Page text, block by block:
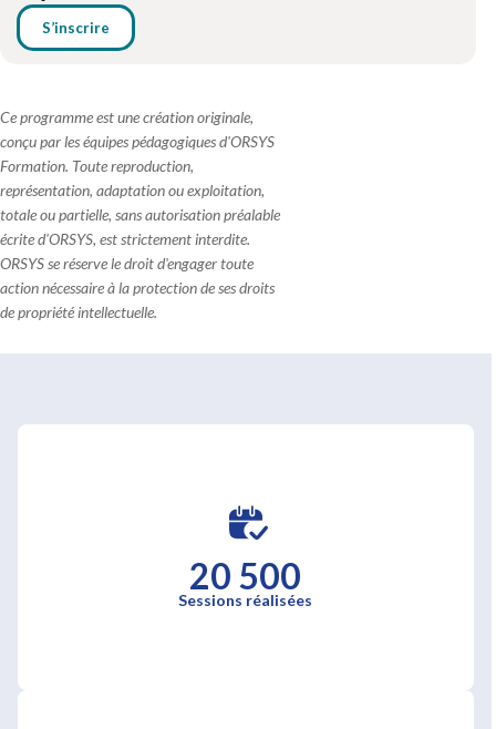
S’inscrire
Ce programme est une création originale,
conçu par les équipes pédagogiques d'ORSYS
Formation. Toute reproduction,
représentation, adaptation ou exploitation,
totale ou partielle, sans autorisation préalable
écrite d'ORSYS, est strictement interdite.
ORSYS se réserve le droit d'engager toute
action nécessaire à la protection de ses droits
de propriété intellectuelle.
20 500
Sessions réalisées